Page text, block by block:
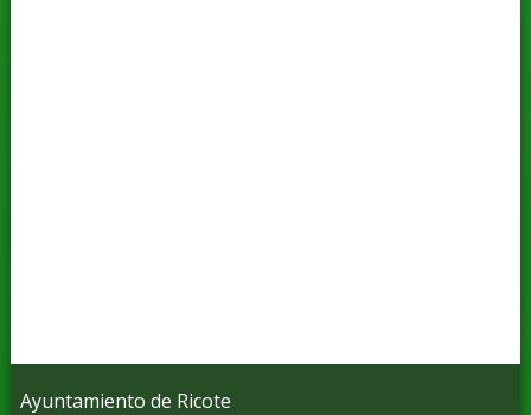
Ayuntamiento de Ricote